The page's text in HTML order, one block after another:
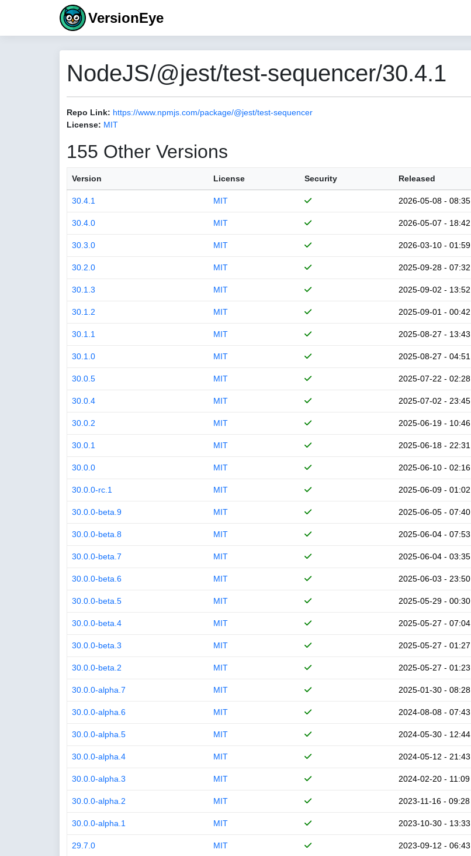
VersionEye
NodeJS/@jest/test-sequencer/30.4.1
Repo Link: https://www.npmjs.com/package/@jest/test-sequencer
License: MIT
155 Other Versions
Version License Security Released
30.4.1 MIT 2026-05-08 - 08:35
30.4.0 MIT 2026-05-07 - 18:42
30.3.0 MIT 2026-03-10 - 01:59
30.2.0 MIT 2025-09-28 - 07:32
30.1.3 MIT 2025-09-02 - 13:52
30.1.2 MIT 2025-09-01 - 00:42
30.1.1 MIT 2025-08-27 - 13:43
30.1.0 MIT 2025-08-27 - 04:51
30.0.5 MIT 2025-07-22 - 02:28
30.0.4 MIT 2025-07-02 - 23:45
30.0.2 MIT 2025-06-19 - 10:46
30.0.1 MIT 2025-06-18 - 22:31
30.0.0 MIT 2025-06-10 - 02:16
30.0.0-rc.1 MIT 2025-06-09 - 01:02
30.0.0-beta.9 MIT 2025-06-05 - 07:40
30.0.0-beta.8 MIT 2025-06-04 - 07:53
30.0.0-beta.7 MIT 2025-06-04 - 03:35
30.0.0-beta.6 MIT 2025-06-03 - 23:50
30.0.0-beta.5 MIT 2025-05-29 - 00:30
30.0.0-beta.4 MIT 2025-05-27 - 07:04
30.0.0-beta.3 MIT 2025-05-27 - 01:27
30.0.0-beta.2 MIT 2025-05-27 - 01:23
30.0.0-alpha.7 MIT 2025-01-30 - 08:28
30.0.0-alpha.6 MIT 2024-08-08 - 07:43
30.0.0-alpha.5 MIT 2024-05-30 - 12:44
30.0.0-alpha.4 MIT 2024-05-12 - 21:43
30.0.0-alpha.3 MIT 2024-02-20 - 11:09
30.0.0-alpha.2 MIT 2023-11-16 - 09:28
30.0.0-alpha.1 MIT 2023-10-30 - 13:33
29.7.0 MIT 2023-09-12 - 06:43